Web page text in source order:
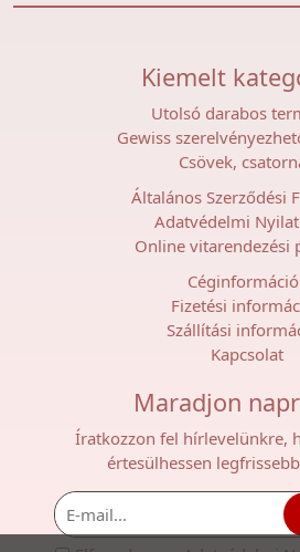
Kiemelt
Utolsó darabos
Gewiss
Csövek,
Általános Szerződési
Adatvédelmi
Online vitarendezési
Fizetési
Szállítási
Kapcsolat
Maradjon
Íratkozzon fel hírlevelünkre,
értesülhessen